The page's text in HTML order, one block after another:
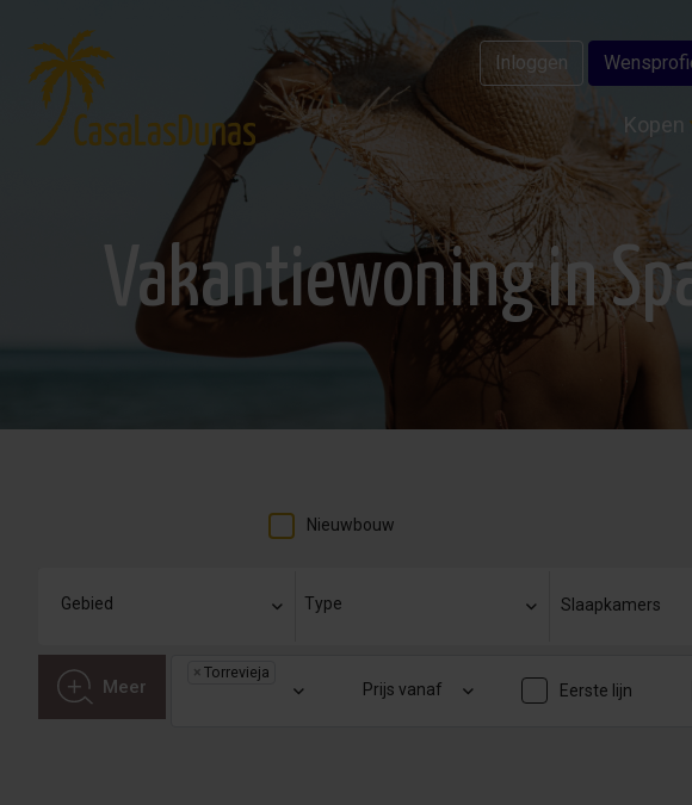
Inloggen
Kopen
Vakantiewoning in
Nieuwbouw
Slaapkamers
Meer
× Torrevieja
Prijs vanaf Eerste lijn